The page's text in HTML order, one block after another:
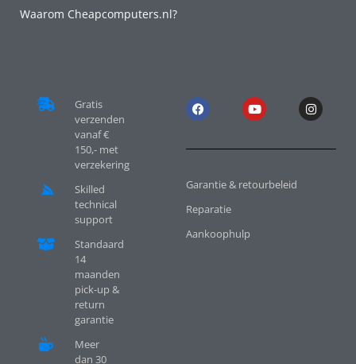
Waarom Cheapcomputers.nl?
Gratis
verzenden
vanaf €
150,- met
verzekering
Skilled
technical
support
Standaard
14
maanden
pick-up &
return
garantie
Meer
dan 30
Garantie & retourbeleid
Reparatie
Aankoophulp